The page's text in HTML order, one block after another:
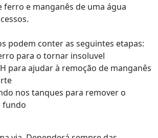
ferro e manganês de uma água
podem conter as seguintes etapas:
para o tornar insoluvel
para ajudar à remoção de manganês
nos tanques para remover o
fundo